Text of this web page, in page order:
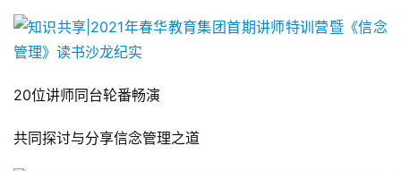
20位讲师同台轮番畅演
共同探讨与分享信念管理之道